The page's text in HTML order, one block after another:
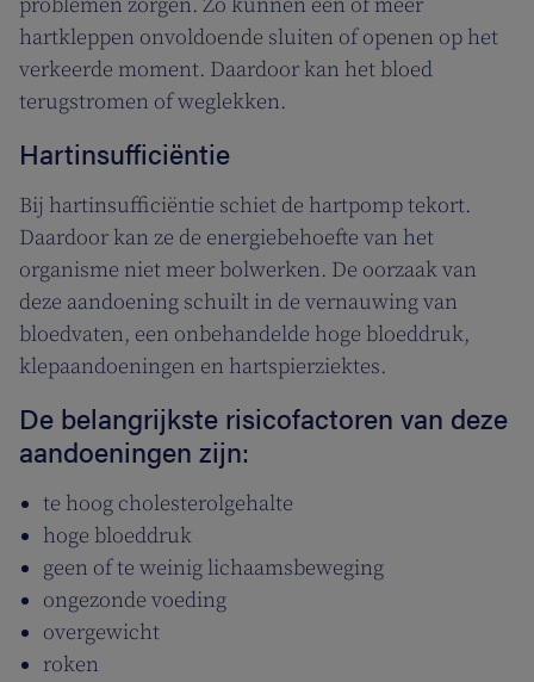
problemen zorgen. Zo kunnen één of meer
hartkleppen onvoldoende sluiten of openen op het
verkeerde moment. Daardoor kan het bloed
terugstromen of weglekken.
Hartinsufficiëntie
Bij hartinsufficiëntie schiet de hartpomp tekort.
Daardoor kan ze de energiebehoefte van het
organisme niet meer bolwerken. De oorzaak van
deze aandoening schuilt in de vernauwing van
bloedvaten, een onbehandelde hoge bloeddruk,
klepaandoeningen en hartspierziektes.
De belangrijkste risicofactoren van deze
aandoeningen zijn:
te hoog cholesterolgehalte
hoge bloeddruk
geen of te weinig lichaamsbeweging
ongezonde voeding
overgewicht
roken